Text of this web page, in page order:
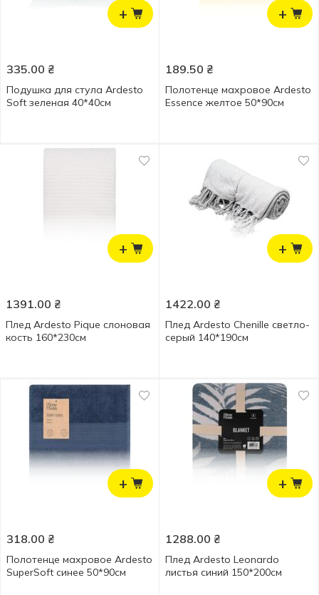
+
335.00 ₴
Подушка для стула Ardesto
Soft зеленая 40*40см
+
189.50 ₴
Полотенце махровое Ardesto
Essence желтое 50*90см
+
1391.00 ₴
Плед Ardesto Pique слоновая
кость 160*230см
+
1422.00 ₴
Плед Ardesto Chenille светло-
серый 140*190см
+
318.00 ₴
Полотенце махровое Ardesto
SuperSoft синее 50*90см
+
1288.00 ₴
Плед Ardesto Leonardo
листья синий 150*200см